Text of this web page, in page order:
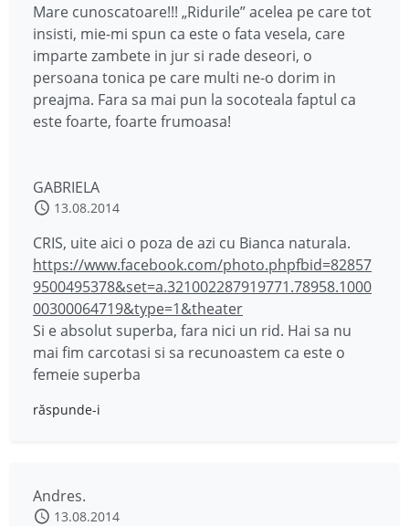
Mare cunoscatoare!!! „Ridurile” acelea pe care tot
insisti, mie-mi spun ca este o fata vesela, care
imparte zambete in jur si rade deseori, o
persoana tonica pe care multi ne-o dorim in
preajma. Fara sa mai pun la socoteala faptul ca
este foarte, foarte frumoasa!
GABRIELA
13.08.2014
CRIS, uite aici o poza de azi cu Bianca naturala.
https://www.facebook.com/photo.phpfbid=82857
9500495378&set=a.321002287919771.78958.1000
00300064719&type=1&theater
Si e absolut superba, fara nici un rid. Hai sa nu
mai fim carcotasi si sa recunoastem ca este o
femeie superba
răspunde-i
Andres.
13.08.2014